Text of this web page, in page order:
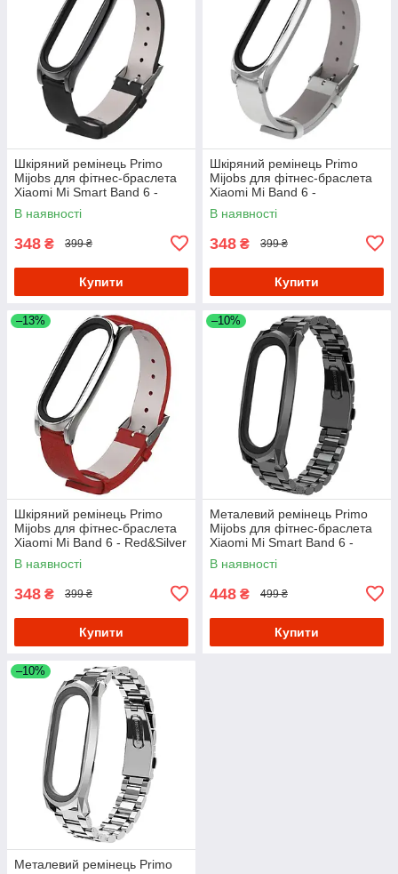
Шкіряний ремінець Primo
Mijobs для фітнес-браслета
Xiaomi Mi Smart Band 6 -
Black
В наявності
348 ₴ 399 ₴
Купити
Шкіряний ремінець Primo
Mijobs для фітнес-браслета
Xiaomi Mi Band 6 -
White&Silver
В наявності
348 ₴ 399 ₴
Купити
–13%
Шкіряний ремінець Primo
Mijobs для фітнес-браслета
Xiaomi Mi Band 6 - Red&Silver
В наявності
348 ₴ 399 ₴
Купити
–10%
Металевий ремінець Primo
Mijobs для фітнес-браслета
Xiaomi Mi Smart Band 6 -
Black
В наявності
448 ₴ 499 ₴
Купити
–10%
Металевий ремінець Primo